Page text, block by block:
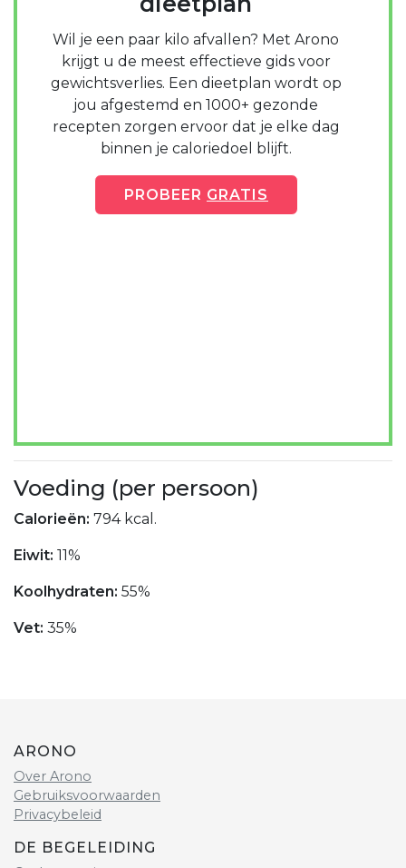
Wil je een paar kilo afvallen? Met Arono
krijgt u de meest effectieve gids voor
gewichtsverlies. Een dieetplan wordt op
jou afgestemd en 1000+ gezonde
recepten zorgen ervoor dat je elke dag
binnen je caloriedoel blijft.
PROBEER GRATIS
Voeding (per persoon)
Calorieën: 794 kcal.
Eiwit: 11%
Koolhydraten: 55%
Vet: 35%
ARONO
Over Arono
Gebruiksvoorwaarden
Privacybeleid
DE BEGELEIDING